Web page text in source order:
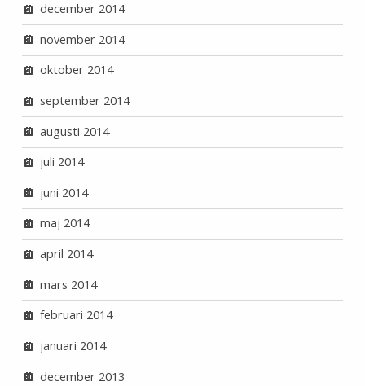
december 2014
november 2014
oktober 2014
september 2014
augusti 2014
juli 2014
juni 2014
maj 2014
april 2014
mars 2014
februari 2014
januari 2014
december 2013